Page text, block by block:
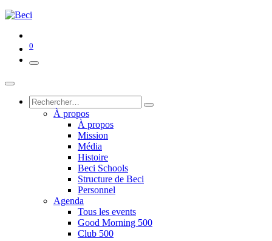
0
À propos
À propos
Mission
Média
Histoire
Beci Schools
Structure de Beci
Personnel
Agenda
Tous les events
Good Morning 500
Club 500